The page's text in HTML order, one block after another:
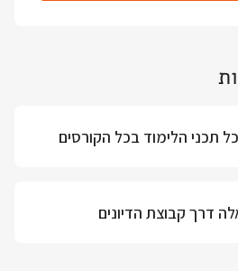
תכני הלימוד בכל הקורסים
דרך קבוצת הדיונים